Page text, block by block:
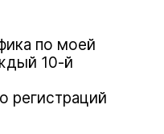
по моей
10-й
регистраций